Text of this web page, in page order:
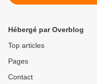
Hébergé par Overblog
Top articles
Pages
Contact